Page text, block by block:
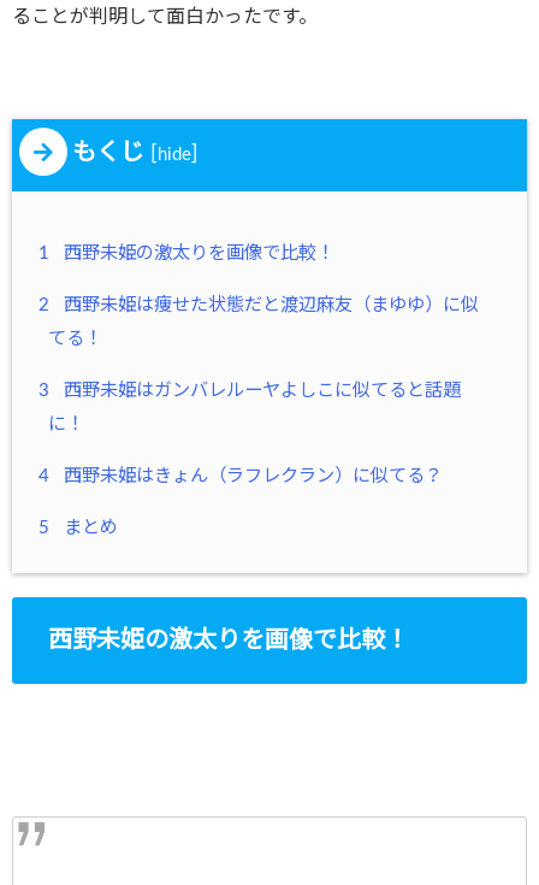
ることが判明して面白かったです。
もくじ hide
1 西野未姫の激太りを画像で比較！
2
西野未姫は痩せた状態だと渡辺麻友（まゆゆ）に似
てる！
3
西野未姫はガンバレルーヤよしこに似てると話題
に！
4 西野未姫はきょん（ラフレクラン）に似てる？
5 まとめ
西野未姫の激太りを画像で比較！